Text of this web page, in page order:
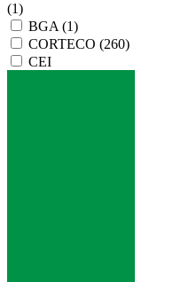
(1)
BGA (1)
CORTECO (260)
CEI